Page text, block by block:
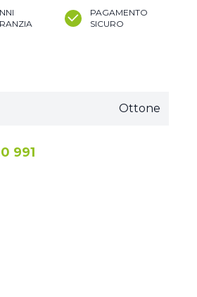
PAGAMENTO
SICURO
Ottone
991